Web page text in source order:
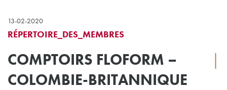
13-02-2020
RÉPERTOIRE_DES_MEMBRES
COMPTOIRS FLOFORM –
COLOMBIE-BRITANNIQUE
|